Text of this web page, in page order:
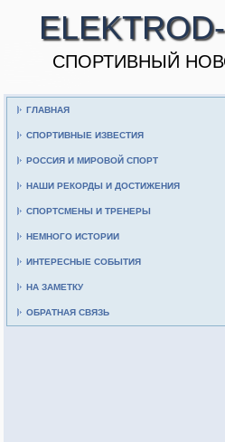
CПОРТИВНЫЙ
ГЛАВНАЯ
СПОРТИВНЫЕ ИЗВЕСТИЯ
РОССИЯ И МИРОВОЙ СПОРТ
НАШИ РЕКОРДЫ И ДОСТИЖЕНИЯ
СПОРТСМЕНЫ И ТРЕНЕРЫ
НЕМНОГО ИСТОРИИ
ИНТЕРЕСНЫЕ СОБЫТИЯ
НА ЗАМЕТКУ
ОБРАТНАЯ СВЯЗЬ